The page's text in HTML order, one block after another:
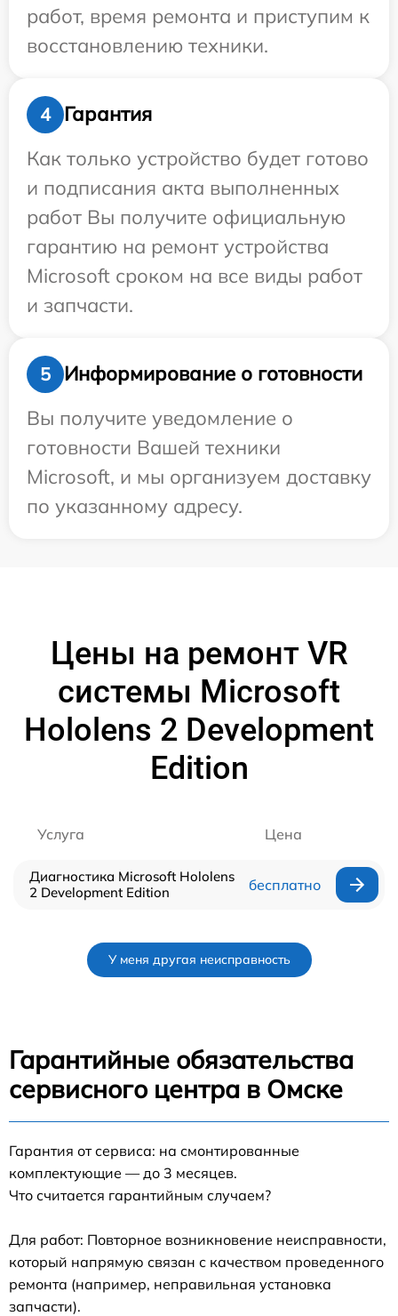
работ, время ремонта и приступим к
восстановлению техники.
4
Гарантия
Как только устройство будет готово
и подписания акта выполненных
работ Вы получите официальную
гарантию на ремонт устройства
Microsoft сроком на все виды работ
и запчасти.
5
Информирование о готовности
Вы получите уведомление о
готовности Вашей техники
Microsoft, и мы организуем доставку
по указанному адресу.
Цены на ремонт VR
системы Microsoft
Hololens 2 Development
Edition
Услуга Цена
Диагностика Microsoft Hololens
2 Development Edition
бесплатно
У меня другая неисправность
Гарантийные обязательства
сервисного центра в Омске
Гарантия от сервиса: на смонтированные
комплектующие — до 3 месяцев.
Что считается гарантийным случаем?
Для работ: Повторное возникновение неисправности,
который напрямую связан с качеством проведенного
ремонта (например, неправильная установка
запчасти).